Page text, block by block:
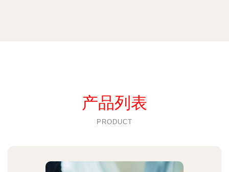
产品列表
PRODUCT